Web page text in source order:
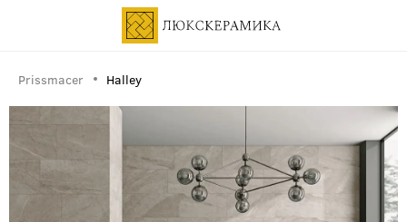
Prissmacer Halley